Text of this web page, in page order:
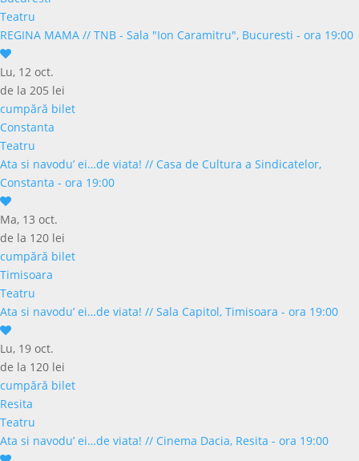
Teatru
REGINA MAMA // TNB - Sala "Ion Caramitru", Bucuresti - ora 19:00
Lu, 12 oct.
de la 205 lei
cumpără bilet
Constanta
Teatru
Ata si navodu’ ei…de viata! // Casa de Cultura a Sindicatelor,
Constanta - ora 19:00
Ma, 13 oct.
de la 120 lei
cumpără bilet
Timisoara
Teatru
Ata si navodu’ ei…de viata! // Sala Capitol, Timisoara - ora 19:00
Lu, 19 oct.
de la 120 lei
cumpără bilet
Resita
Teatru
Ata si navodu’ ei…de viata! // Cinema Dacia, Resita - ora 19:00